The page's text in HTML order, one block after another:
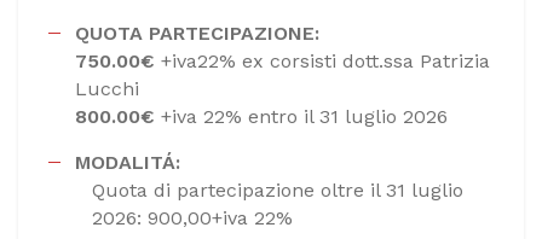
QUOTA PARTECIPAZIONE:
750.00€ +iva22% ex corsisti dott.ssa Patrizia
Lucchi
800.00€ +iva 22% entro il 31 luglio 2026
MODALITÁ:
Quota di partecipazione oltre il 31 luglio
2026: 900,00+iva 22%